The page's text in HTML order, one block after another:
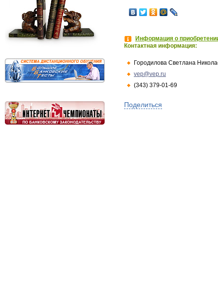
Информация о
Контактная информация:
Городилова Светлана
vep@vep.ru
(343) 379-01-69
Поделиться